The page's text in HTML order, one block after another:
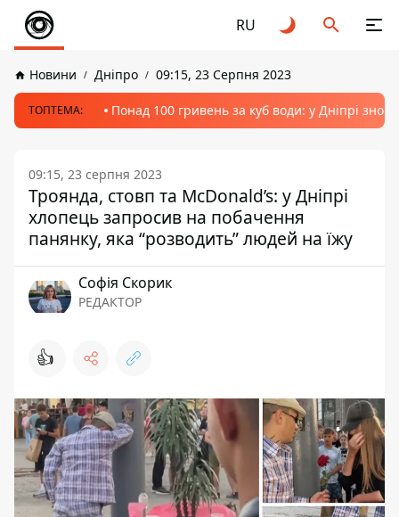
RU
Новини Дніпро 09:15, 23 Серпня 2023
ТОПТЕМА: Понад 100 гривень за куб води: у Дніпрі
09:15, 23 серпня 2023
Троянда, стовп та McDonald’s: у Дніпрі
хлопець запросив на побачення
панянку, яка “розводить” людей на їжу
Софія Скорик
РЕДАКТОР
👍